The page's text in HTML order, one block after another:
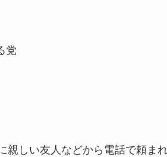
党
親しい友人などから電話で頼ま